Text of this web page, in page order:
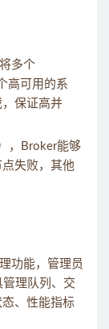
多个
高可用的系
保证高并
，Broker能够
失败，其他
功能，管理员
理队列、交
、性能指标